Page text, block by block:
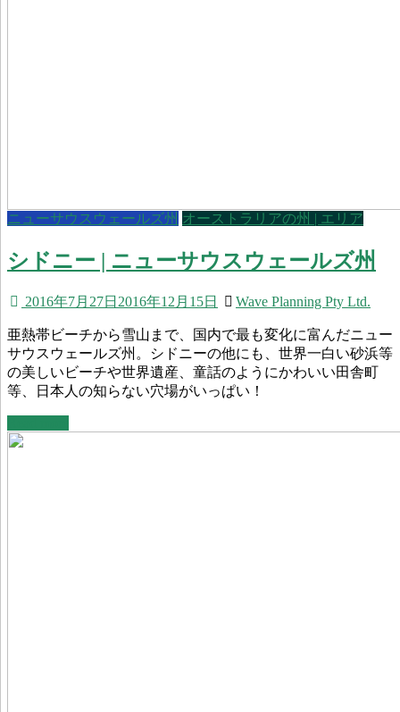
ニューサウスウェールズ州 オーストラリアの州 | エリア
シドニー | ニューサウスウェールズ州
2016年7月27日 2016年12月15日 Wave Planning Pty Ltd.
亜熱帯ビーチから雪山まで、国内で最も変化に富んだニュー
サウスウェールズ州。シドニーの他にも、世界一白い砂浜等
の美しいビーチや世界遺産、童話のようにかわいい田舎町
等、日本人の知らない穴場がいっぱい！